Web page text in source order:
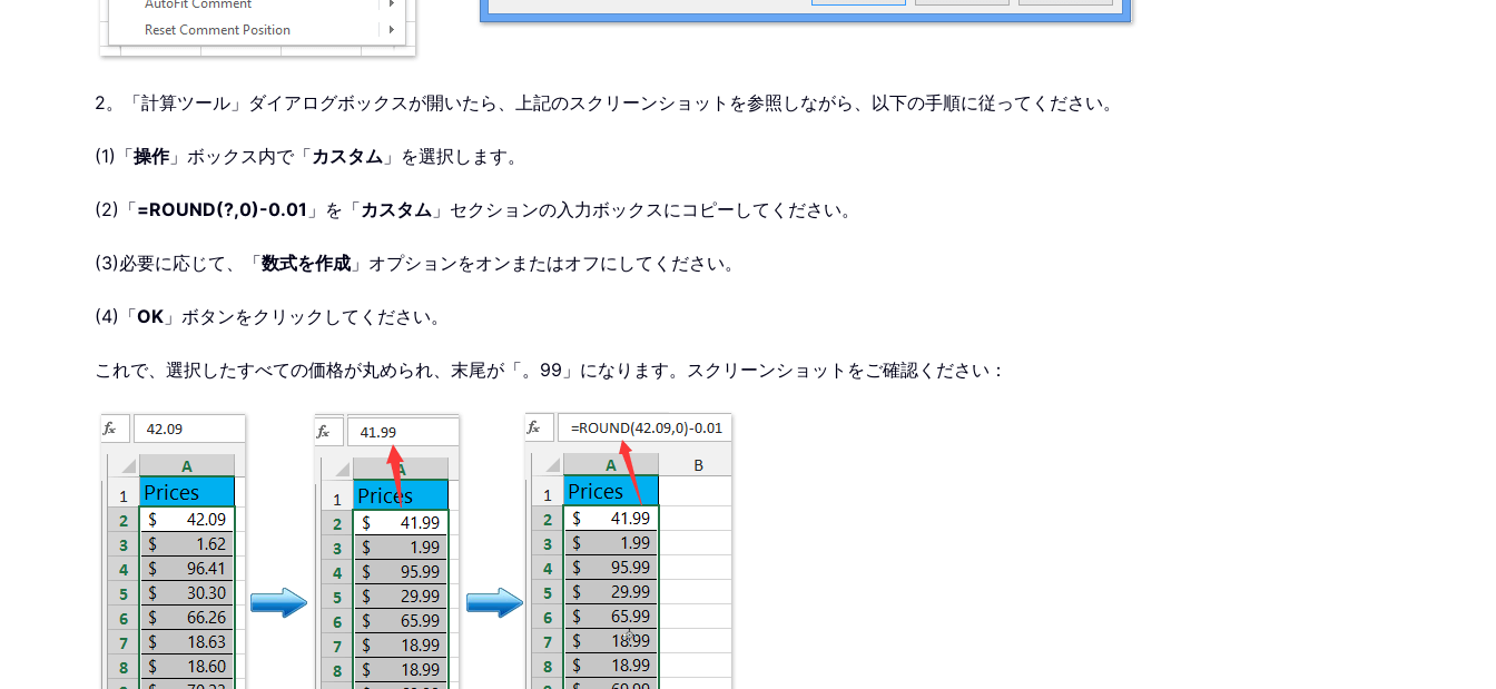
2。「計算ツール」ダイアログボックスが開いたら、上記のスクリーンショットを参照しながら、以下の手順に従ってください。
(1)「操作」ボックス内で「カスタム 」を選択します。
(2)「=ROUND(?,0)-0.01 」を「カスタム 」セクションの入力ボックスにコピーしてください。
(3)必要に応じて、「数式を作成 」オプションをオンまたはオフにしてください。
(4)「OK 」ボタンをクリックしてください。
これで、選択したすべての価格が丸められ、末尾が「。99」になります。スクリーンショットをご確認ください：